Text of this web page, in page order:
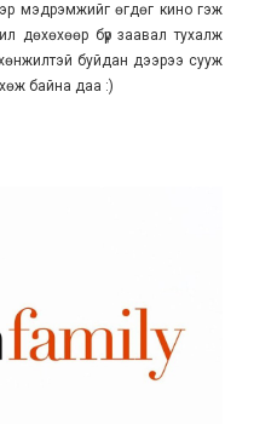
мэдрэмжийг өгдөг кино гэж
дөхөхөөр бүр заавал тухалж
буйдан дээрээ сууж
байна даа :)